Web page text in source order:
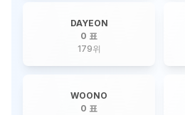
DAYEON
0 표
179위
WOONO
0 표